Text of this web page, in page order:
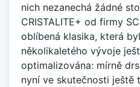
nich nezanechá žádné
CRISTALITE+ od firmy
oblíbená klasika, která
několikaletého vývoje
optimalizována: mírně
nyní ve skutečnosti ještě